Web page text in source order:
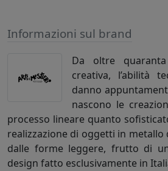
Informazioni sul brand
Da oltre quaranta
creativa, l’abilità
danno
nascono le
processo lineare quanto
realizzazione di oggetti in metallo
dalle forme leggere, frutto di
design fatto esclusivamente in